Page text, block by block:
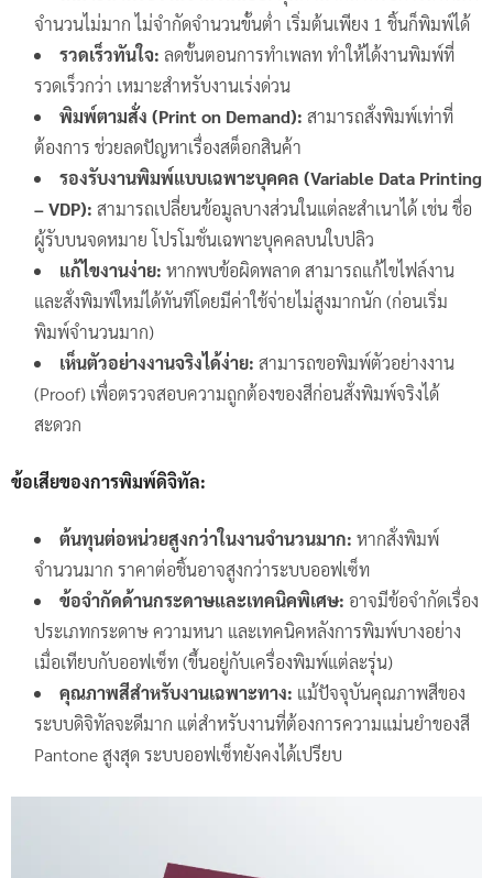
จำนวนไม่มาก ไม่จำกัดจำนวนขั้นต่ำ เริ่มต้นเพียง 1 ชิ้นก็พิมพ์ได้
รวดเร็วทันใจ: ลดขั้นตอนการทำเพลท ทำให้ได้งานพิมพ์ที่
รวดเร็วกว่า เหมาะสำหรับงานเร่งด่วน
พิมพ์ตามสั่ง (Print on Demand): สามารถสั่งพิมพ์เท่าที่
ต้องการ ช่วยลดปัญหาเรื่องสต็อกสินค้า
รองรับงานพิมพ์แบบเฉพาะบุคคล (Variable Data Printing
– VDP): สามารถเปลี่ยนข้อมูลบางส่วนในแต่ละสำเนาได้ เช่น ชื่อ
ผู้รับบนจดหมาย โปรโมชั่นเฉพาะบุคคลบนใบปลิว
แก้ไขงานง่าย: หากพบข้อผิดพลาด สามารถแก้ไขไฟล์งาน
และสั่งพิมพ์ใหม่ได้ทันทีโดยมีค่าใช้จ่ายไม่สูงมากนัก (ก่อนเริ่ม
พิมพ์จำนวนมาก)
เห็นตัวอย่างงานจริงได้ง่าย: สามารถขอพิมพ์ตัวอย่างงาน
(Proof) เพื่อตรวจสอบความถูกต้องของสีก่อนสั่งพิมพ์จริงได้
สะดวก
ข้อเสียของการพิมพ์ดิจิทัล:
ต้นทุนต่อหน่วยสูงกว่าในงานจำนวนมาก: หากสั่งพิมพ์
จำนวนมาก ราคาต่อชิ้นอาจสูงกว่าระบบออฟเซ็ท
ข้อจำกัดด้านกระดาษและเทคนิคพิเศษ: อาจมีข้อจำกัดเรื่อง
ประเภทกระดาษ ความหนา และเทคนิคหลังการพิมพ์บางอย่าง
เมื่อเทียบกับออฟเซ็ท (ขึ้นอยู่กับเครื่องพิมพ์แต่ละรุ่น)
คุณภาพสีสำหรับงานเฉพาะทาง: แม้ปัจจุบันคุณภาพสีของ
ระบบดิจิทัลจะดีมาก แต่สำหรับงานที่ต้องการความแม่นยำของสี
Pantone สูงสุด ระบบออฟเซ็ทยังคงได้เปรียบ